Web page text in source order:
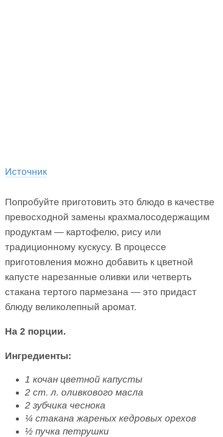
Источник
Попробуйте приготовить это блюдо в качестве
превосходной замены крахмалосодержащим
продуктам — картофелю, рису или
традиционному кускусу. В процессе
приготовления можно добавить к цветной
капусте нарезанные оливки или четверть
стакана тертого пармеза­на — это придаст
блюду великолепный аромат.
На 2 порции.
Ингредиенты:
1 кочан цветной капусты
2 ст. л. оливкового масла
2 зубчика чеснока
¼ стакана жареных кедровых орехов
½ пучка петрушки